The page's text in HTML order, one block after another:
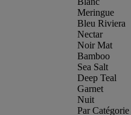
Meringue
Bleu Riviera
Nectar
Noir Mat
Bamboo
Sea Salt
Deep Teal
Garnet
Nuit
Par Catégorie